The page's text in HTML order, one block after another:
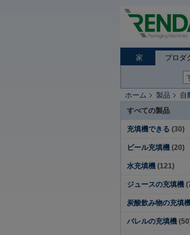
家 プロダ
ホーム 製品 自
すべての製品
充填機できる (30)
ビール充填機 (20)
水充填機 (121)
ジュースの充填機
炭酸飲み物の充填
バレルの充填機